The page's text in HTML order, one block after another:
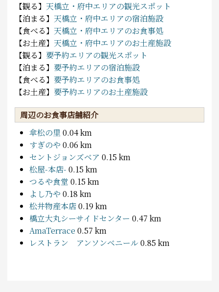
【観る】 天橋立・府中エリアの観光スポット
【泊まる】 天橋立・府中エリアの宿泊施設
【食べる】 天橋立・府中エリアのお食事処
【お土産】 天橋立・府中エリアのお土産施設
【観る】 要予約エリアの観光スポット
【泊まる】 要予約エリアの宿泊施設
【食べる】 要予約エリアのお食事処
【お土産】 要予約エリアのお土産施設
周辺のお食事店舗紹介
傘松の里 0.04 km
すぎのや 0.06 km
セントジョンズベア 0.15 km
松屋-本店- 0.15 km
つるや食堂 0.15 km
よし乃や 0.18 km
松井物産本店0.19 km
橋立大丸シーサイドセンター 0.47 km
AmaTerrace 0.57 km
レストラン アンソンベニール0.85 km